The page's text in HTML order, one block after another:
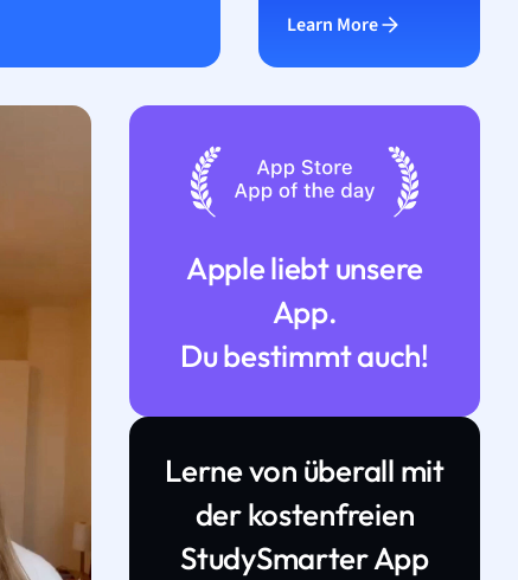
Learn More
Apple liebt unsere
App.
Du bestimmt auch!
Lerne von überall mit
der kostenfreien
StudySmarter App